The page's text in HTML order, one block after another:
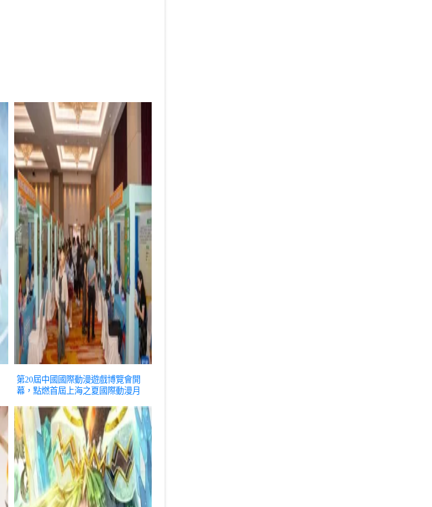
第20屆中國國際動漫遊戲博覽會開
幕，點燃首屆上海之夏國際動漫月